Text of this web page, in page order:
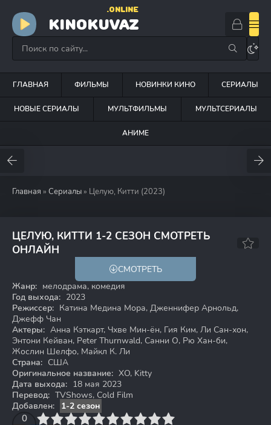
KINOKUVAZ
.ONLINE
ГЛАВНАЯ ФИЛЬМЫ НОВИНКИ КИНО СЕРИАЛЫ
НОВЫЕ СЕРИАЛЫ МУЛЬТФИЛЬМЫ МУЛЬТСЕРИАЛЫ
АНИМЕ
Главная » Сериалы » Целую, Китти (2023)
ЦЕЛУЮ, КИТТИ 1-2 СЕЗОН СМОТРЕТЬ
ОНЛАЙН
СМОТРЕТЬ
Жанр: мелодрама, комедия
Год выхода: 2023
Режиссер: Катина Медина Мора, Дженнифер Арнольд,
Джефф Чан
Актеры: Анна Кэткарт, Чхве Мин-ён, Гия Ким, Ли Сан-хон,
Энтони Кейван, Peter Thurnwald, Санни О, Рю Хан-би,
Жослин Шелфо, Майкл К. Ли
Страна: США
Оригинальное название: XO, Kitty
Дата выхода: 18 мая 2023
Перевод: TVShows, Cold Film
Добавлен:
1-2 сезон
0
4 6 7 8 9 10